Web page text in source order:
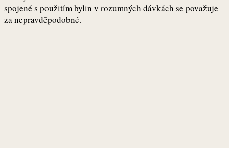
spojené s použitím bylin v rozumných dávkách se považuje
za nepravděpodobné.